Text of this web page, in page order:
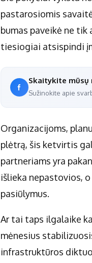
pastarosiomis
bumas paveikė ne tik
tiesiogiai atsispindi
Skaitykite mūsų
Sužinokite apie
Organizacijoms,
plėtrą, šis ketvirtis
partneriams yra
išlieka nepastovios,
pasiūlymus.
Ar tai taps ilgalaike
mėnesius
infrastruktūros